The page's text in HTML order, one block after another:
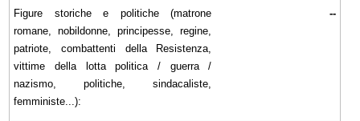
Figure storiche e politiche (matrone
romane, nobildonne, principesse, regine,
patriote, combattenti della Resistenza,
vittime della lotta politica / guerra /
nazismo, politiche, sindacaliste,
femministe...):
--